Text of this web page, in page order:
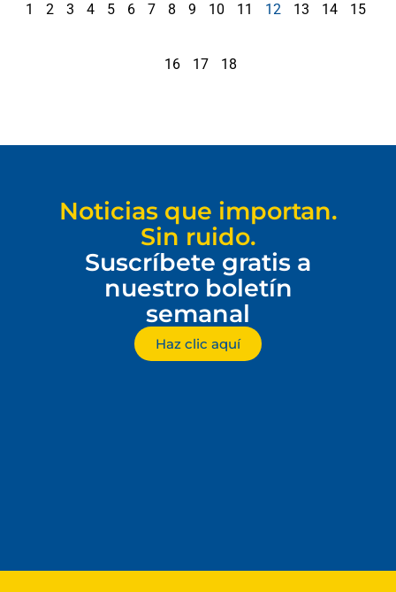
1 2 3 4 5 6 7 8 9 10 11 12 13 14 15
16 17 18
Noticias que importan.
Sin ruido.
Suscríbete gratis a
nuestro boletín
semanal
Haz clic aquí